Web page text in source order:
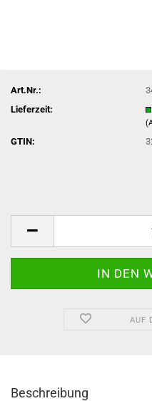
Art.Nr.:
Lieferzeit:
GTIN:
AUF
Beschreibung